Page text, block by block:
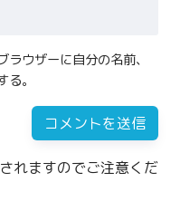
ウザーに自分の名前、
。
れますのでご注意くだ